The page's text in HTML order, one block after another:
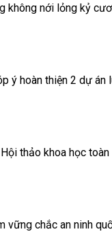
không nới lỏng kỷ
ý hoàn thiện 2 dự án
thảo khoa học
vững chắc an ninh